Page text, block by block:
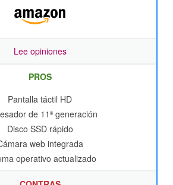
Lee opiniones
PROS
Pantalla táctil HD
de 11ª generación
Disco SSD rápido
web integrada
operativo actualizado